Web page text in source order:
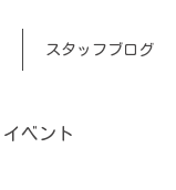
スタッフブログ
イベント